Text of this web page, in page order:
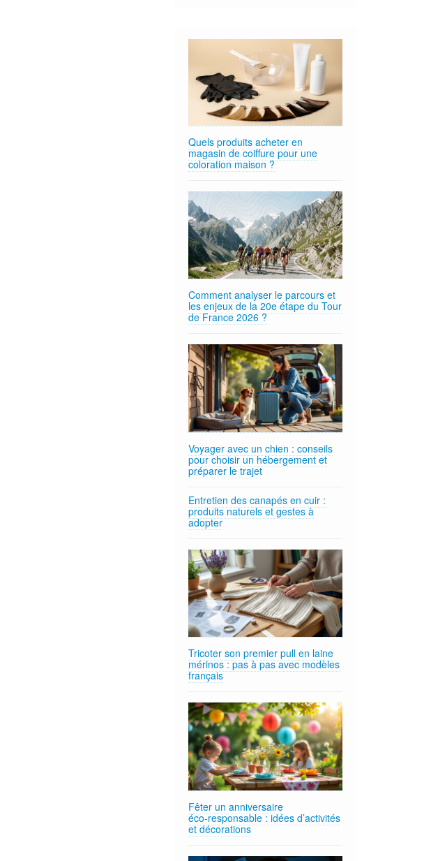
Quels produits acheter en
magasin de coiffure pour une
coloration maison ?
Comment analyser le parcours et
les enjeux de la 20e étape du Tour
de France 2026 ?
Voyager avec un chien : conseils
pour choisir un hébergement et
préparer le trajet
Entretien des canapés en cuir :
produits naturels et gestes à
adopter
Tricoter son premier pull en laine
mérinos : pas à pas avec modèles
français
Fêter un anniversaire
éco‑responsable : idées d’activités
et décorations